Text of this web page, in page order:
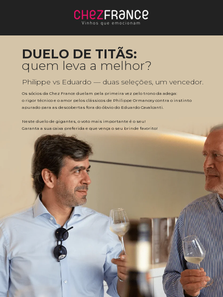
DUELO DE TITÃS:
quem leva a melhor?
Philippe vs Eduardo — duas seleções, um vencedor.
Os sócios da Chez France duelam pela primeira vez pelo trono da adega:
o rigor técnico e o amor pelos clássicos de Philippe Ormancey contra o instinto
apurado para as descobertas fora do óbvio do Eduardo Cavalcanti.
Neste duelo de gigantes, o voto mais importante é o seu!
Garanta a sua caixa preferida e que vença o seu brinde favorito!